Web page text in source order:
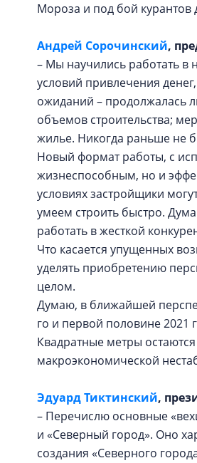
Мороза и под бой курантов
Андрей Сорочинский,
– Мы научились работать в
условий привлечения
ожиданий – продолжалась
объемов строительства;
жилье. Никогда раньше не
Новый формат работы, с
жизнеспособным, но и
условиях застройщики
умеем строить быстро.
работать в жесткой
Что касается упущенных
уделять приобретению
целом.
Думаю, в ближайшей
го и первой половине 2021
Квадратные метры
макроэкономической
Эдуард Тиктинский,
– Перечислю основные
и «Северный город». Оно
создания «Северного